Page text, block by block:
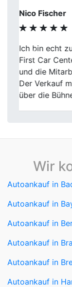
Sarah L.
First Car
Wagen fair
abgekauft.
für kleine
Previous
Wir
Autoankauf in
Autoankauf in
Autoankauf in
Autoankauf in
Autoankauf in
Autoankauf in